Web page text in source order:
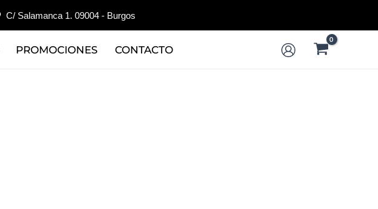
C/ Salamanca 1. 09004 - Burgos
PROMOCIONES CONTACTO